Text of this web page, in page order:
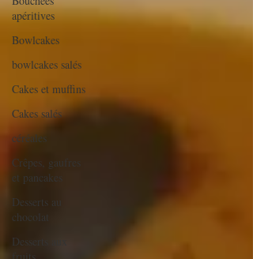
apéritives
Bowlcakes
bowlcakes salés
Cakes et muffins
Cakes salés
céréales
Crêpes, gaufres
et pancakes
Desserts au
chocolat
Desserts aux